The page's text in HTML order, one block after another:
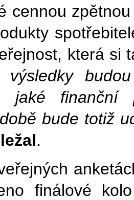
cennou
která si
výsledky
jaké
bude totiž
.
finálové